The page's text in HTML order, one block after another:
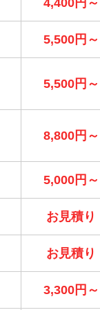
5,500円～
5,500円～
8,800円～
5,000円～
お見積り
お見積り
3,300円～